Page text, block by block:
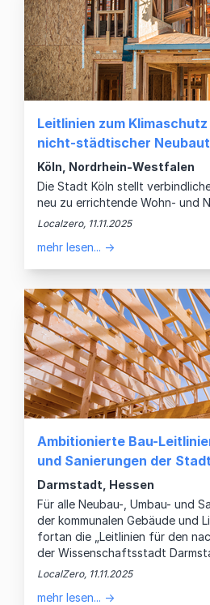
Leitlinien zum
nicht-städtischer
Köln, Nordrhein-Westfalen
Die Stadt Köln stellt
neu zu errichtende Wohn- und
Localzero, 11.11.2025
mehr lesen... →
Ambitionierte Bau-
und Sanierungen der
Darmstadt, Hessen
Für alle Neubau-, Umbau- und
der kommunalen Gebäude und
fortan die „Leitlinien für den
der Wissenschaftsstadt
LocalZero, 11.11.2025
mehr lesen... →